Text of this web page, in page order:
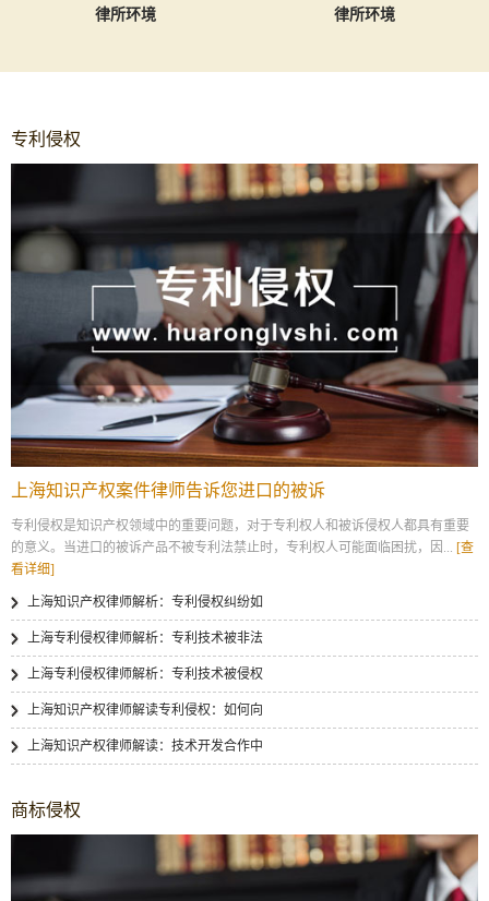
律所环境 律所环境
专利侵权
上海知识产权案件律师告诉您进口的被诉
专利侵权是知识产权领域中的重要问题，对于专利权人和被诉侵权人都具有重要
的意义。当进口的被诉产品不被专利法禁止时，专利权人可能面临困扰，因... [查
看详细]
上海知识产权律师解析：专利侵权纠纷如
上海专利侵权律师解析：专利技术被非法
上海专利侵权律师解析：专利技术被侵权
上海知识产权律师解读专利侵权：如何向
上海知识产权律师解读：技术开发合作中
商标侵权